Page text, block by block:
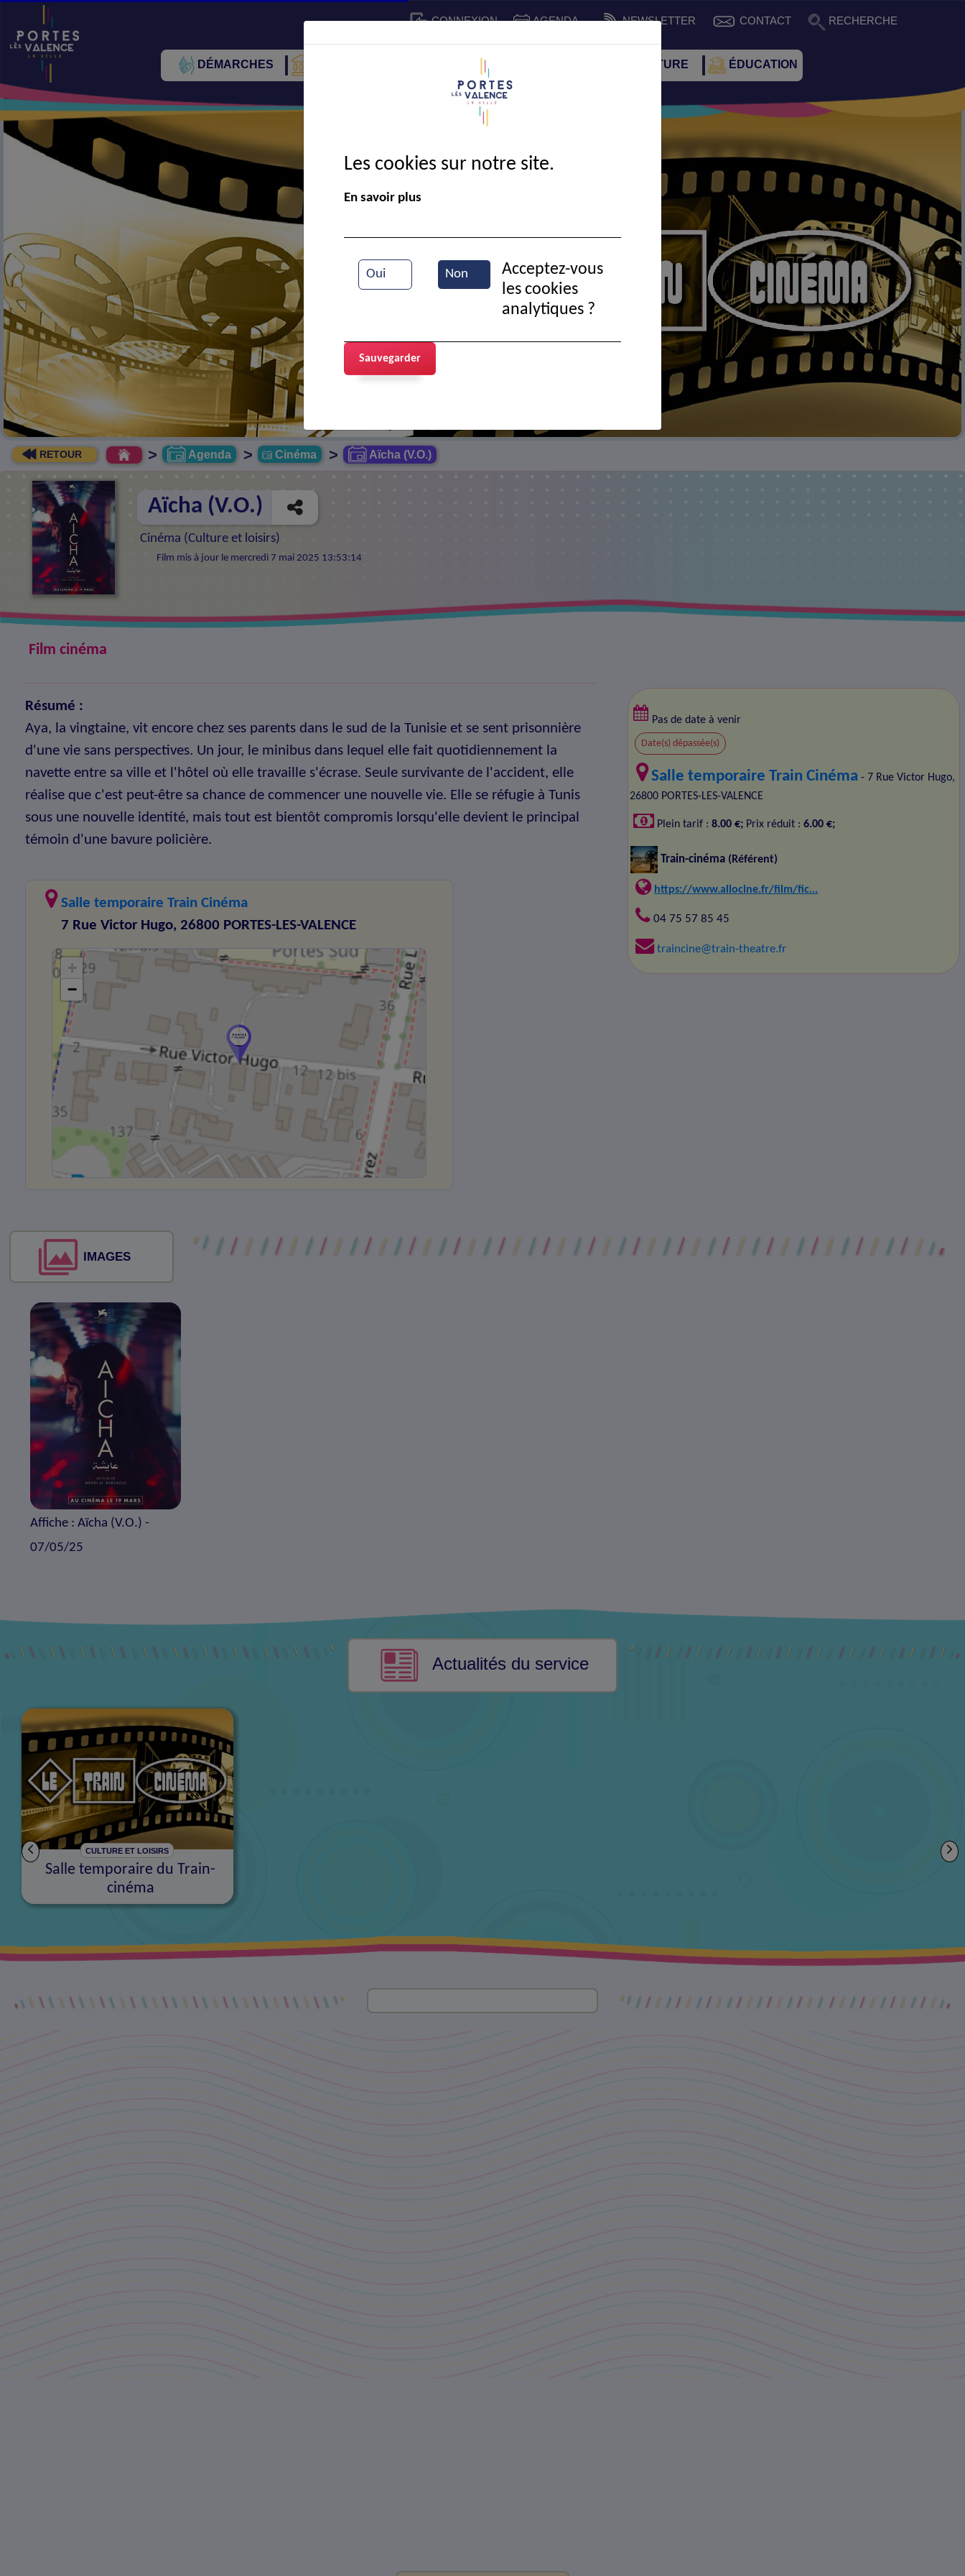
CONNEXION AGENDA NEWSLETTER CONTACT RECHERCHE
DÉMARCHES CADRE DE VIE SPORT ET CULTURE ÉDUCATION
RETOUR > Agenda > Cinéma > Aïcha (V.O.)
Aïcha (V.O.)
Cinéma (Culture et loisirs)
Film mis à jour le mercredi 7 mai 2025 13:53:14
Film cinéma
Pas de date à venir
Date(s) dépassée(s)
Salle temporaire Train Cinéma - 7 Rue Victor Hugo,
26800 PORTES-LES-VALENCE
Plein tarif : 8.00 €; Prix réduit : 6.00 €;
Train-cinéma (Référent)
https://www.allocine.fr/film/fic...
04 75 57 85 45
traincine@train-theatre.fr
Résumé :
Aya, la vingtaine, vit encore chez ses parents dans le sud de la Tunisie et se sent prisonnière
d'une vie sans perspectives. Un jour, le minibus dans lequel elle fait quotidiennement la
navette entre sa ville et l'hôtel où elle travaille s'écrase. Seule survivante de l'accident, elle
réalise que c'est peut-être sa chance de commencer une nouvelle vie. Elle se réfugie à Tunis
sous une nouvelle identité, mais tout est bientôt compromis lorsqu'elle devient le principal
témoin d'une bavure policière.
Salle temporaire Train Cinéma
7 Rue Victor Hugo, 26800 PORTES-LES-VALENCE
+
−
IMAGES
Affiche : Aïcha (V.O.) -
07/05/25
Actualités du service
CULTURE ET LOISIRS
Salle temporaire du Train-
cinéma
Les cookies sur notre site.
En savoir plus
Oui Non
Acceptez-vous
les cookies
analytiques ?
Sauvegarder